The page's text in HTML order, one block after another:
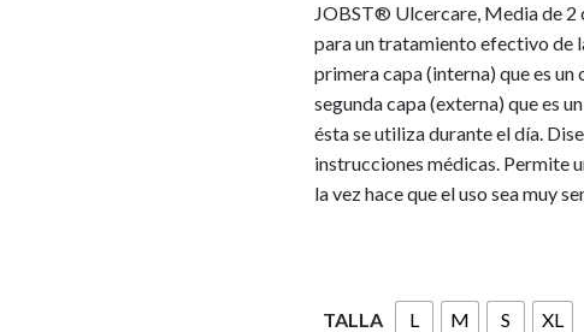
era:
es:
JOBST® Ulcercare, Media de 2
para un tratamiento efectivo de
primera capa (interna) que es un
segunda capa (externa) que es
ésta se utiliza durante el día.
instrucciones médicas. Permite
la vez hace que el uso sea muy
TALLA L M S XL